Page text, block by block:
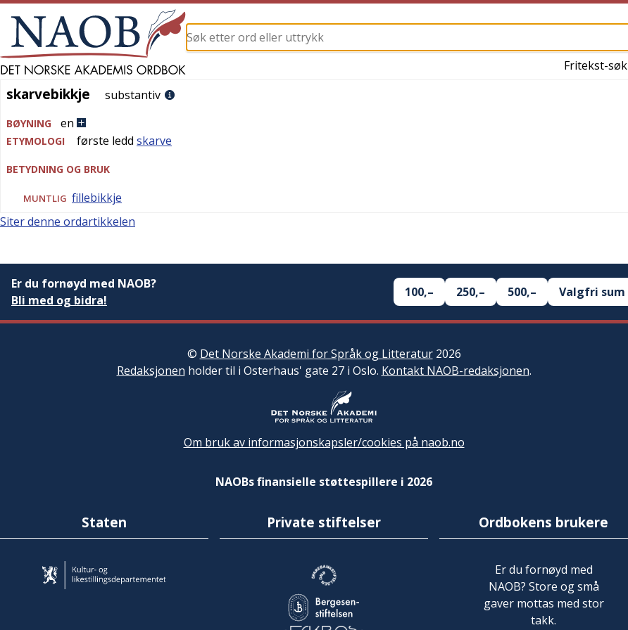
Fritekst-søk
skarvebikkje
skarvebikkje substantiv
BØYNING en
ETYMOLOGI første ledd skarve
BETYDNING OG BRUK
MUNTLIG fillebikkje
Siter denne ordartikkelen
Er du fornøyd med NAOB?
Bli med og bidra!
100,– 250,– 500,– Valgfri sum
© Det Norske Akademi for Språk og Litteratur2026
Redaksjonen holder til i Osterhaus' gate 27 i Oslo. Kontakt NAOB-redaksjonen.
Om bruk av informasjonskapsler/cookies på naob.no
NAOBs finansielle støttespillere i 2026
Staten Private stiftelser Ordbokens brukere
Er du fornøyd med
NAOB? Store og små
gaver mottas med stor
takk.